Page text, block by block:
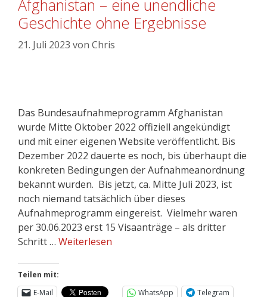
Afghanistan – eine unendliche
Geschichte ohne Ergebnisse
21. Juli 2023 von Chris
Das Bundesaufnahmeprogramm Afghanistan
wurde Mitte Oktober 2022 offiziell angekündigt
und mit einer eigenen Website veröffentlicht. Bis
Dezember 2022 dauerte es noch, bis überhaupt die
konkreten Bedingungen der Aufnahmeanordnung
bekannt wurden. Bis jetzt, ca. Mitte Juli 2023, ist
noch niemand tatsächlich über dieses
Aufnahmeprogramm eingereist. Vielmehr waren
per 30.06.2023 erst 15 Visaanträge – als dritter
Schritt … Weiterlesen
Teilen mit:
E-Mail
WhatsApp
Telegram